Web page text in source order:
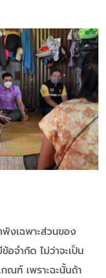
งเฉพาะส่วนของ
อจำกัด ไม่ว่าจะเป็น
ณฑ์ เพราะฉะนั้นถ้า